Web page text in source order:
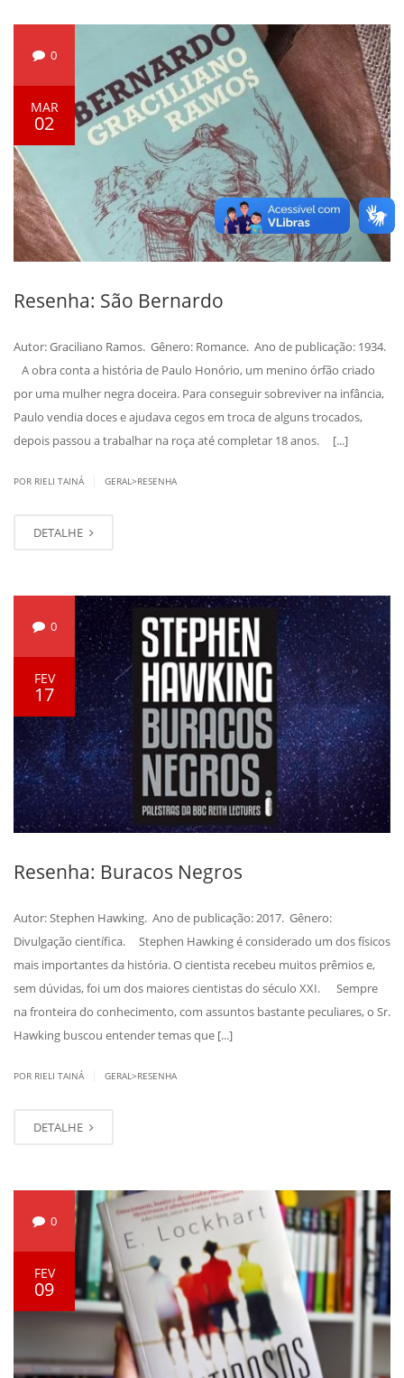
0
MAR
02
Resenha: São Bernardo
Autor: Graciliano Ramos. Gênero: Romance. Ano de publicação: 1934.
A obra conta a história de Paulo Honório, um menino órfão criado
por uma mulher negra doceira. Para conseguir sobreviver na infância,
Paulo vendia doces e ajudava cegos em troca de alguns trocados,
depois passou a trabalhar na roça até completar 18 anos. [...]
POR RIELI TAINÁ GERAL>RESENHA
DETALHE
0
FEV
17
Resenha: Buracos Negros
Autor: Stephen Hawking. Ano de publicação: 2017. Gênero:
Divulgação científica. Stephen Hawking é considerado um dos físicos
mais importantes da história. O cientista recebeu muitos prêmios e,
sem dúvidas, foi um dos maiores cientistas do século XXI. Sempre
na fronteira do conhecimento, com assuntos bastante peculiares, o Sr.
Hawking buscou entender temas que [...]
POR RIELI TAINÁ GERAL>RESENHA
DETALHE
0
FEV
09